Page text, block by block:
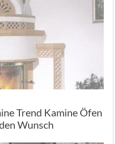
Trend Kamine Öfen
Wunsch